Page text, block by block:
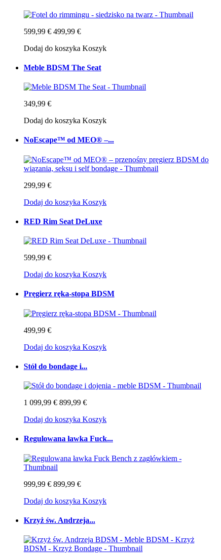
599,99 € 499,99 €
Dodaj do koszyka Koszyk
Meble BDSM The Seat
349,99 €
Dodaj do koszyka Koszyk
NoEscape™ od MEO® –...
299,99 €
Dodaj do koszyka Koszyk
RED Rim Seat DeLuxe
599,99 €
Dodaj do koszyka Koszyk
Pręgierz ręka-stopa BDSM
499,99 €
Dodaj do koszyka Koszyk
Stół do bondage i...
1 099,99 € 899,99 €
Dodaj do koszyka Koszyk
Regulowana ławka Fuck...
999,99 € 899,99 €
Dodaj do koszyka Koszyk
Krzyż św. Andrzeja...